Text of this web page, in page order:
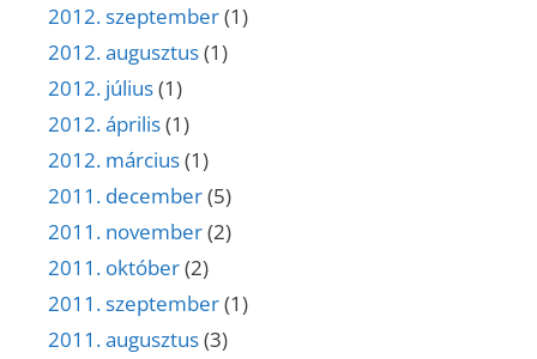
2012. szeptember(1)
2012. augusztus(1)
2012. július(1)
2012. április(1)
2012. március(1)
2011. december(5)
2011. november(2)
2011. október(2)
2011. szeptember(1)
2011. augusztus(3)